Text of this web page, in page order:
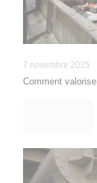
7 novembre 2025
Comment